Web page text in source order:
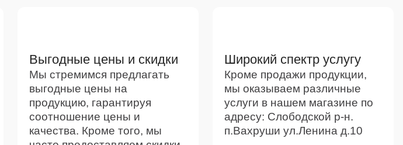
Выгодные цены и скидки
Мы стремимся предлагать
выгодные цены на
продукцию, гарантируя
соотношение цены и
качества. Кроме того, мы
Широкий спектр услугу
Кроме продажи продукции,
мы оказываем различные
услуги в нашем магазине по
адресу: Слободской р-н.
п.Вахруши ул.Ленина д.10